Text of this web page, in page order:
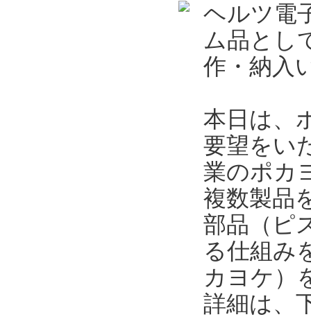
ヘルツ電
ム品とし
作・納入
本日は、
要望をい
業のポカ
複数製品
部品（ピ
る仕組み
カヨケ）
詳細は、